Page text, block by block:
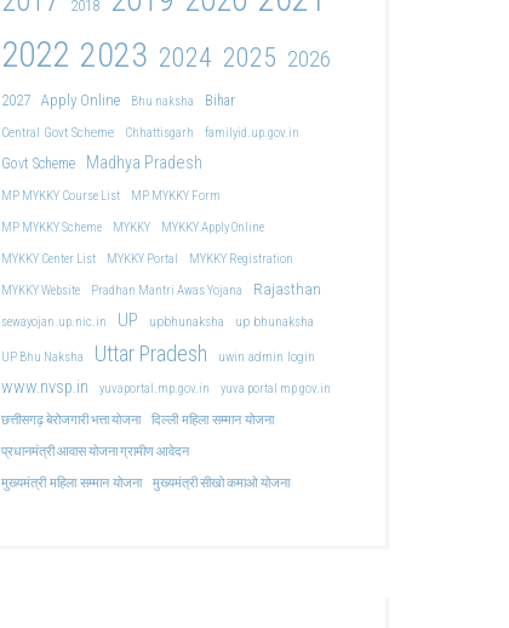
2018
2022 2023 2024 2025 2026
2027 Apply Online Bhu naksha
Bihar
Central Govt Scheme
Chhattisgarh familyid.up.gov.in
Govt Scheme Madhya Pradesh
MP MYKKY Course List
MP MYKKY Form
MP MYKKY Scheme
MYKKY
MYKKY Apply Online
MYKKY Center List
MYKKY Portal
MYKKY Registration
MYKKY Website
Pradhan Mantri Awas Yojana Rajasthan
sewayojan.up.nic.in UP upbhunaksha up bhunaksha
UP Bhu Naksha Uttar Pradesh uwin admin login
www.nvsp.in yuvaportal.mp.gov.in
yuva portal mp gov.in
छत्तीसगढ़ बेरोजगारी भत्ता योजना
दिल्ली महिला सम्मान योजना
प्रधानमंत्री आवास योजना ग्रामीण आवेदन
मुख्यमंत्री महिला सम्मान योजना मुख्यमंत्री सीखो कमाओ योजना